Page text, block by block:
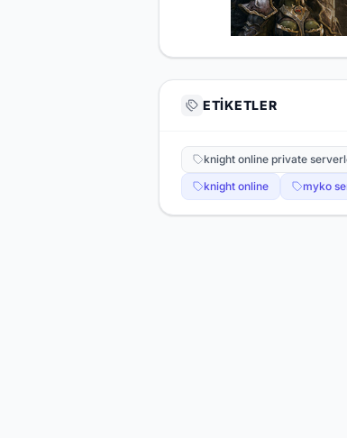
ETIKETLER
knight online private
knight online
myko